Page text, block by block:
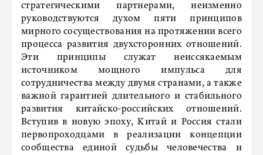
стратегическими партнерами, неизменно
руководствуются духом пяти принципов
мирного сосуществования на протяжении всего
процесса развития двухсторонних отношений.
Эти принципы служат неиссякаемым
источником мощного импульса для
сотрудничества между двумя странами, а также
важной гарантией длительного и стабильного
развития китайско-российских отношений.
Вступив в новую эпоху, Китай и Россия стали
первопроходцами в реализации концепции
сообщества единой судьбы человечества и